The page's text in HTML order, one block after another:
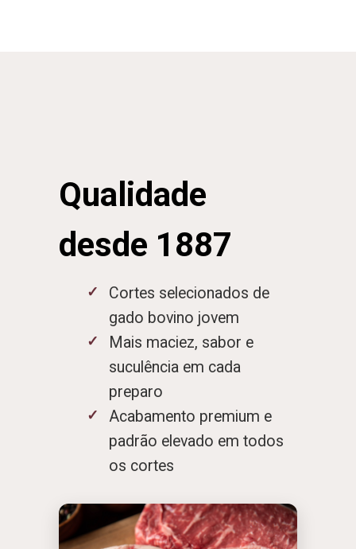
Qualidade
desde 1887
Cortes selecionados de
gado bovino jovem
Mais maciez, sabor e
suculência em cada
preparo
Acabamento premium e
padrão elevado em todos
os cortes